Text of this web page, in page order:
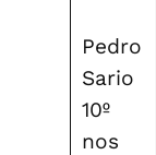
Pedro
Sario
10º
nos